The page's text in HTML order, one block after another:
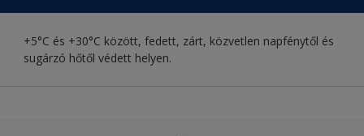
+5°C és +30°C között, fedett, zárt, közvetlen napfénytől és
sugárzó hőtől védett helyen.